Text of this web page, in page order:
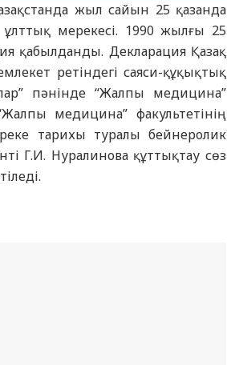
жыл сайын 25 қазанда
ұлттық мерекесі. 1990 жылғы 25
қабылданды. Декларация Қазақ
ретіндегі саяси-құқықтық
пәнінде “Жалпы медицина”
медицина” факультетінің
тарихы туралы бейнеролик
Г.И. Нуралинова құттықтау сөз